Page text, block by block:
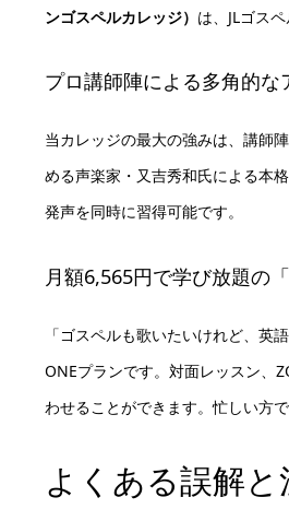
ンゴスペルカレッジ） は、JLゴス
プロ講師陣による多角的な
当カレッジの最大の強みは、講師
める声楽家・又吉秀和氏による本
発声を同時に習得可能です。
月額6,565円で学び放題の
「ゴスペルも歌いたいけれど、
ONEプランです。対面レッスン、
わせることができます。忙しい方
よくある誤解